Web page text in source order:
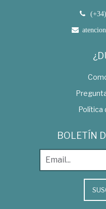
Política
BOLETÍN